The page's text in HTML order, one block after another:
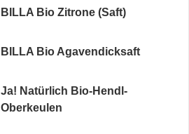
BILLA Bio Zitrone (Saft)
BILLA Bio Agavendicksaft
Ja! Natürlich Bio-Hendl-
Oberkeulen